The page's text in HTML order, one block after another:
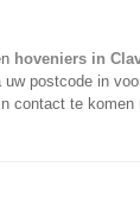
hoveniers in
uw postcode in
contact te komen